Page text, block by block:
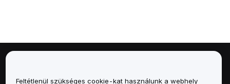
Feltétlenül szükséges cookie-kat használunk a webhely